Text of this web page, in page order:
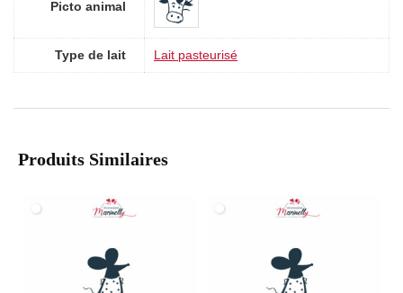
Picto animal
Type de lait Lait pasteurisé
Produits Similaires